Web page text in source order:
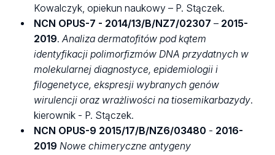
Kowalczyk, opiekun naukowy – P. Stączek.
NCN OPUS-7 - 2014/13/B/NZ7/02307– 2015-
2019.Analiza dermatofitów pod kątem
identyfikacji polimorfizmów DNA przydatnych w
molekularnej diagnostyce, epidemiologii i
filogenetyce, ekspresji wybranych genów
wirulencji oraz wrażliwości na tiosemikarbazydy.
kierownik - P. Stączek.
NCN OPUS-9 2015/17/B/NZ6/03480 - 2016-
2019 Nowe chimeryczne antygeny